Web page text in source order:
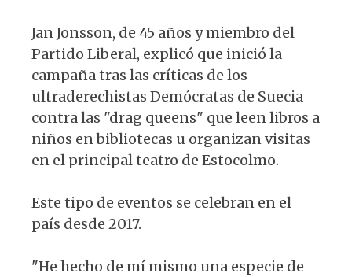
Jan Jonsson, de 45 años y miembro del
Partido Liberal, explicó que inició la
campaña tras las críticas de los
ultraderechistas Demócratas de Suecia
contra las "drag queens" que leen libros a
niños en bibliotecas u organizan visitas
en el principal teatro de Estocolmo.
Este tipo de eventos se celebran en el
país desde 2017.
"He hecho de mí mismo una especie de